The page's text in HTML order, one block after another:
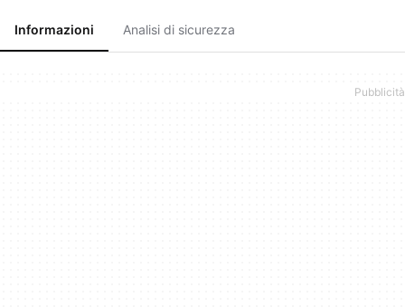
Informazioni Analisi di sicurezza